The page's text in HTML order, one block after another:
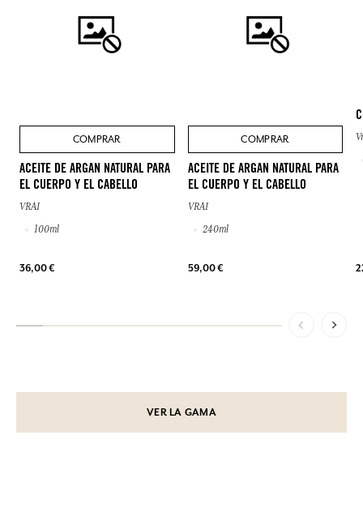
COMPRAR
ACEITE DE ARGAN NATURAL PARA
EL CUERPO Y EL CABELLO
VRAI
100ml
36,00 €
COMPRAR
ACEITE DE ARGAN NATURAL PARA
EL CUERPO Y EL CABELLO
VRAI
240ml
59,00 €
VER LA GAMA